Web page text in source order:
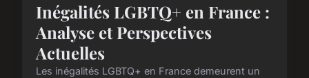
Inégalités LGBTQ+ en France :
Analyse et Perspectives
Actuelles
Les inégalités LGBTQ+ en France demeurent un